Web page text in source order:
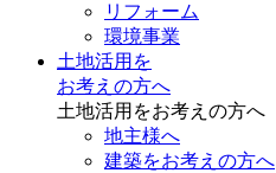
リフォーム
環境事業
土地活用を
お考えの方へ
土地活用をお考えの方へ
地主様へ
建築をお考えの方へ